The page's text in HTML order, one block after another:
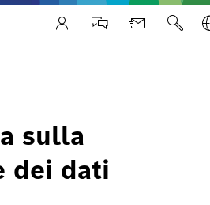
Life Safety Systems
sulla
dei dati